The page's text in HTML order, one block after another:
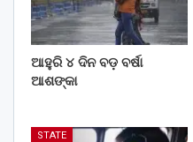
ଆହୁରି ୪ ଦିନ ବଡ଼ ବର୍ଷା
ଆଶଙ୍କା
STATE